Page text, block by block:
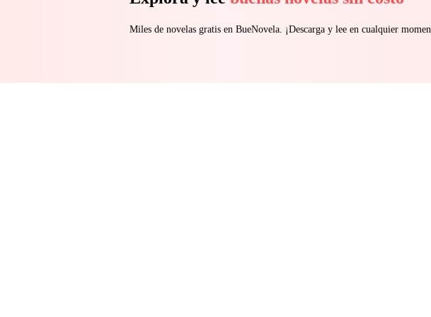
Miles de novelas gratis en BueNovela. ¡Descarga y lee en cualquier